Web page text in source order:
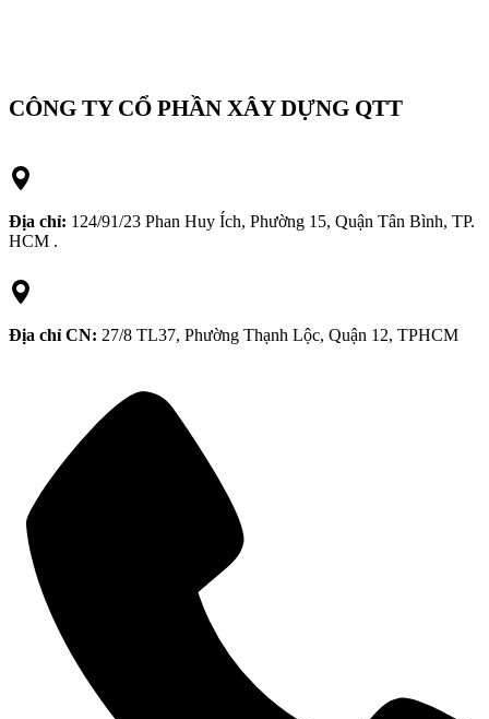
CÔNG TY CỔ PHẦN XÂY DỰNG QTT
Địa chỉ: 124/91/23 Phan Huy Ích, Phường 15, Quận Tân Bình, TP.
HCM .
Địa chỉ CN: 27/8 TL37, Phường Thạnh Lộc, Quận 12, TPHCM